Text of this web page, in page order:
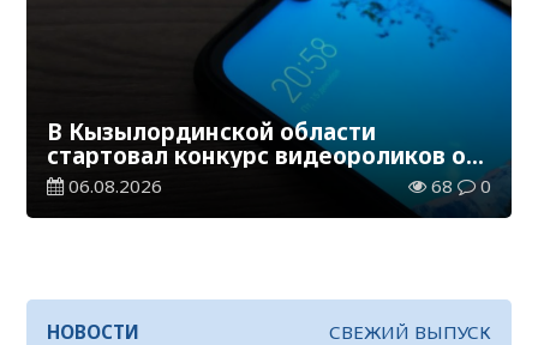
В Кызылординской области
стартовал конкурс видеороликов о
семейных ценностях и Конституции
06.08.2026 68 0
НОВОСТИ СВЕЖИЙ ВЫПУСК